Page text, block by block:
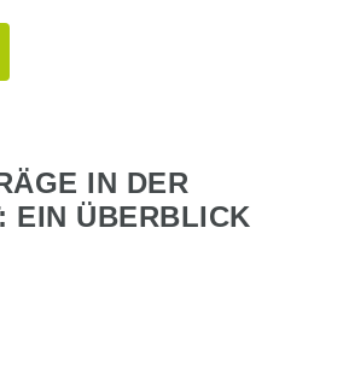
IN DER
EIN ÜBERBLICK